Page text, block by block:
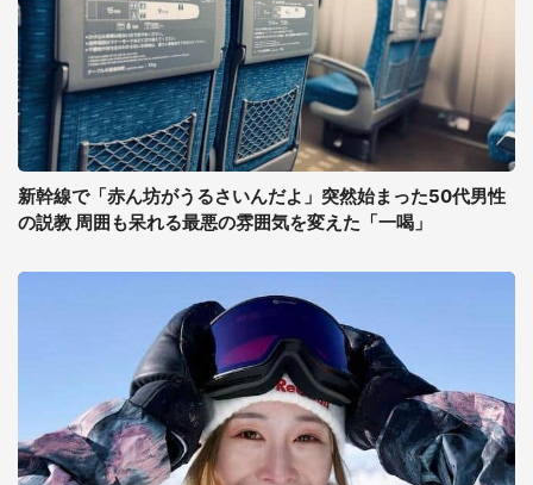
新幹線で「赤ん坊がうるさいんだよ」突然始まった50代男性
の説教 周囲も呆れる最悪の雰囲気を変えた「一喝」